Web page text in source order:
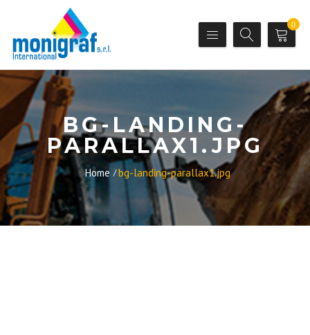
0
BG-LANDING-
PARALLAX1.JPG
Home bg-landing-parallax1.jpg